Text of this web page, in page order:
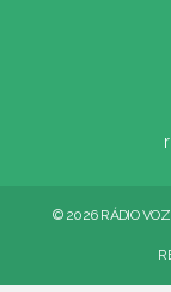
© 2026 RÁDIO VOZ